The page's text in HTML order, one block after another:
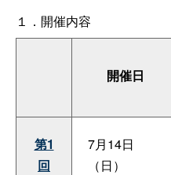
１．開催内容
開催日
第1
回
7月14日
（日）